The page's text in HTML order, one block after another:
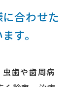
合わせた
す。
虫歯や歯周病